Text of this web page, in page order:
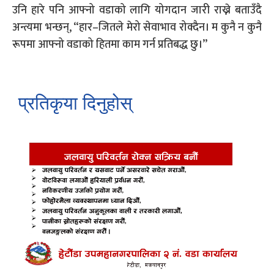
उनि हारे पनि आफ्नो वडाको लागि योगदान जारी राख्ने बताउँदै
अन्त्यमा भन्छन्, “हार–जितले मेरो सेवाभाव रोक्दैन। म कुनै न कुनै
रूपमा आफ्नो वडाको हितमा काम गर्न प्रतिबद्ध छु।”
प्रतिकृया दिनुहोस्